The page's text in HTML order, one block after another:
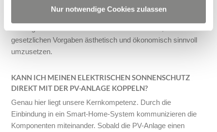
Nur notwendige Cookies zulassen
von Bestandsgebäuden. Als Experten für die Region
gesetzlichen Vorgaben ästhetisch und ökonomisch sinnvoll
umzusetzen.
KANN ICH MEINEN ELEKTRISCHEN SONNENSCHUTZ
DIREKT MIT DER PV-ANLAGE KOPPELN?
Genau hier liegt unsere Kernkompetenz. Durch die
Einbindung in ein Smart-Home-System kommunizieren die
Komponenten miteinander. Sobald die PV-Anlage einen